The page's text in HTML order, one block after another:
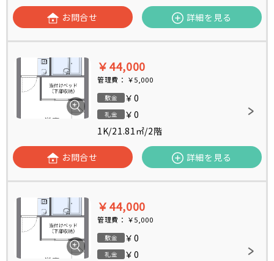
お問合せ 詳細を見る
￥44,000
管理費： ￥5,000
敷金 ￥0
礼金
￥0
1K/21.81㎡/2階
お問合せ 詳細を見る
￥44,000
管理費： ￥5,000
敷金 ￥0
礼金
￥0